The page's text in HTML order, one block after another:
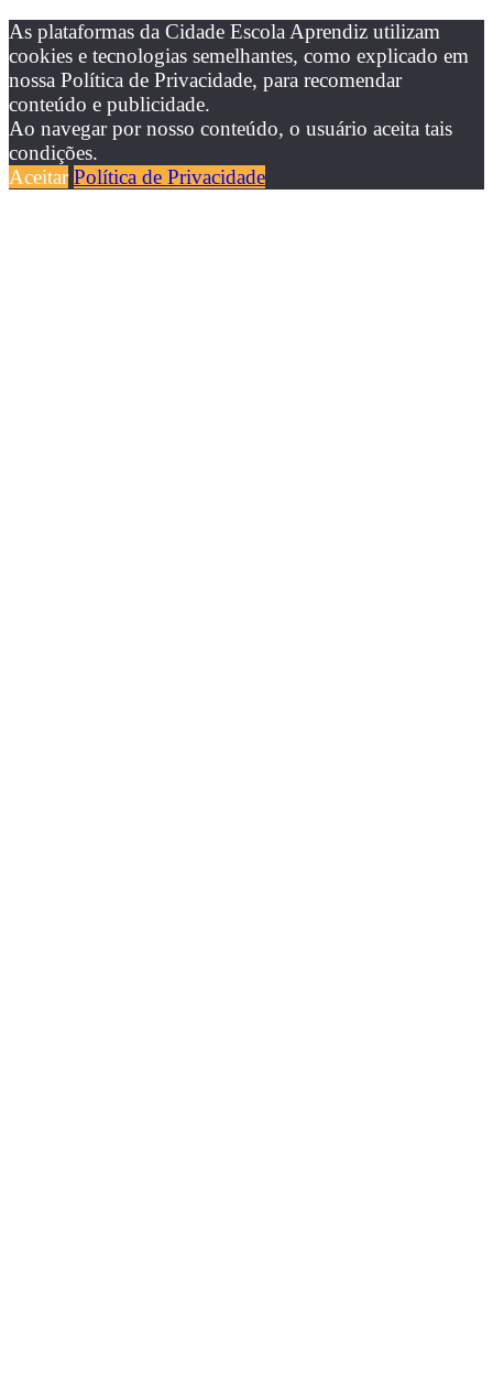
As plataformas da Cidade Escola Aprendiz utilizam
cookies e tecnologias semelhantes, como explicado em
nossa Política de Privacidade, para recomendar
conteúdo e publicidade.
Ao navegar por nosso conteúdo, o usuário aceita tais
condições.
Aceitar Política de Privacidade